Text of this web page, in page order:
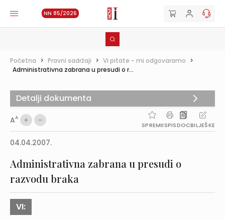
NN 85/2026
Početna > Pravni sadržaji > Vi pitate - mi odgovaramo >
Administrativna zabrana u presudi o r...
AA
SPREMIISPISDOCBILJEŠKE
04.04.2007.
Administrativna zabrana u presudi o
razvodu braka
VI:
Detalji dokumenta